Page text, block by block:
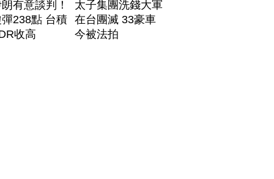
有意談判！
238點 台積
收高
太子集團洗錢大軍
在台團滅 33豪車
今被法拍